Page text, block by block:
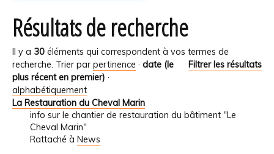
Résultats de recherche
Il y a 30 éléments qui correspondent à vos termes de
recherche.
Filtrer les résultats
Trier par pertinence · date (le
plus récent en premier) ·
alphabétiquement
La Restauration du Cheval Marin
info sur le chantier de restauration du bâtiment "Le
Cheval Marin"
Rattaché à News